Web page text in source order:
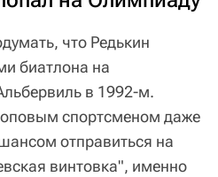
что Редькин
биатлона на
в 1992-м.
спортсменом даже
отправиться на
винтовка", именно